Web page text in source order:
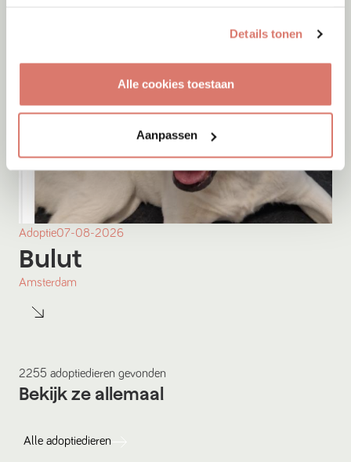
Details tonen
Alle cookies toestaan
Aanpassen
Adoptie07-08-2026
Bulut
Amsterdam
2255 adoptiedieren gevonden
Bekijk ze allemaal
Alle adoptiedieren